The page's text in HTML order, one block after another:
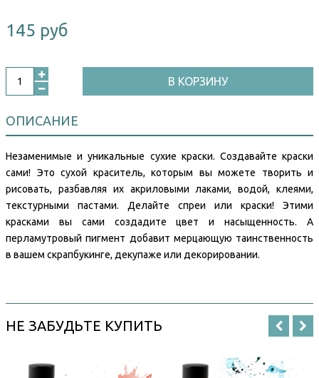
145 руб
В КОРЗИНУ
ОПИСАНИЕ
Незаменимые и уникальные сухие краски. Создавайте краски
сами! Это сухой краситель, которым вы можете творить и
рисовать, разбавляя их акриловыми лаками, водой, клеями,
текстурными пастами. Делайте спреи или краски! Этими
красками вы сами создадите цвет и насыщенность. А
перламутровый пигмент добавит мерцающую таинственность
в вашем скрапбукинге, декупаже или декорировании.
НЕ ЗАБУДЬТЕ КУПИТЬ